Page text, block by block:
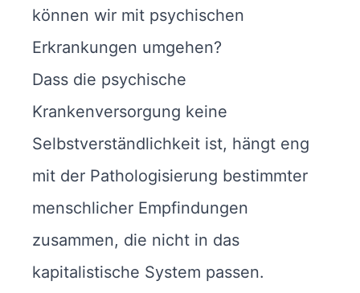
können wir mit psychischen
Erkrankungen umgehen?
Dass die psychische
Krankenversorgung keine
Selbstverständlichkeit ist, hängt eng
mit der Pathologisierung bestimmter
menschlicher Empfindungen
zusammen, die nicht in das
kapitalistische System passen.